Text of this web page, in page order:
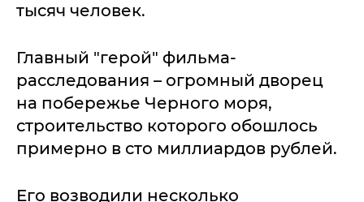
тысяч человек.
Главный "герой" фильма-
расследования – огромный дворец
на побережье Черного моря,
строительство которого обошлось
примерно в сто миллиардов рублей.
Его возводили несколько